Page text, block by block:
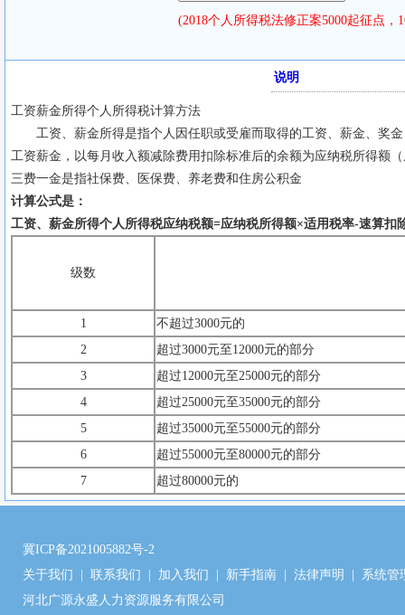
(2018个人所得税法修正案5000起征点，
说明
工资薪金所得个人所得税计算方法
工资、薪金所得是指个人因任职或受雇而取得的工资、薪金、奖金
工资薪金，以每月收入额减除费用扣除标准后的余额为应纳税所得额
三费一金是指社保费、医保费、养老费和住房公积金
计算公式是：
工资、薪金所得个人所得税应纳税额=应纳税所得额×适用税率-速算扣
级数
1
不超过3000元的
2
超过3000元至12000元的部分
3
超过12000元至25000元的部分
4
超过25000元至35000元的部分
5
超过35000元至55000元的部分
6
超过55000元至80000元的部分
7
超过80000元的
冀ICP备2021005882号-2
关于我们
联系我们 加入我们 新手指南 法律声明
系统管
河北广源永盛人力资源服务有限公司